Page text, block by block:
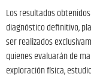
Los resultados
diagnóstico definitivo,
ser realizados
quienes evaluarán de
exploración física,